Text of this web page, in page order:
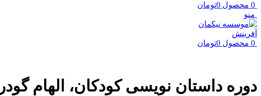
0 محصول 0تومان
منو
0 محصول 0تومان
دوره داستان نویسی کودکان، الهام